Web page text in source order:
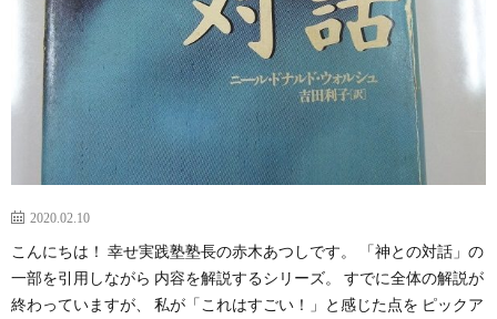
2020.02.10
こんにちは！ 幸せ実践塾塾長の赤木あつしです。 「神との対話」の
一部を引用しながら 内容を解説するシリーズ。 すでに全体の解説が
終わっていますが、 私が「これはすごい！」と感じた点を ピックア